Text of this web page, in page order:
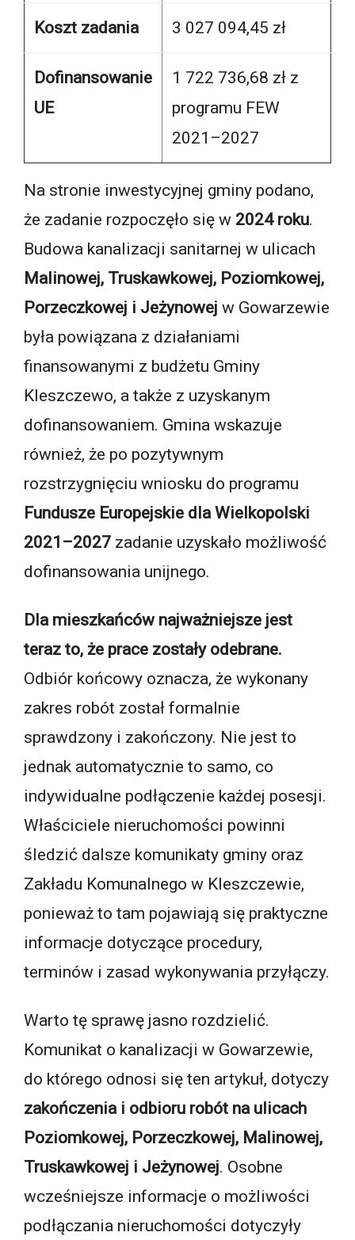
Koszt zadania 3 027 094,45 zł
Dofinansowanie
UE
1 722 736,68 zł z
programu FEW
2021–2027
Na stronie inwestycyjnej gminy podano,
że zadanie rozpoczęło się w 2024 roku.
Budowa kanalizacji sanitarnej w ulicach
Malinowej, Truskawkowej, Poziomkowej,
Porzeczkowej i Jeżynowej w Gowarzewie
była powiązana z działaniami
finansowanymi z budżetu Gminy
Kleszczewo, a także z uzyskanym
dofinansowaniem. Gmina wskazuje
również, że po pozytywnym
rozstrzygnięciu wniosku do programu
Fundusze Europejskie dla Wielkopolski
2021–2027 zadanie uzyskało możliwość
dofinansowania unijnego.
Dla mieszkańców najważniejsze jest
teraz to, że prace zostały odebrane.
Odbiór końcowy oznacza, że wykonany
zakres robót został formalnie
sprawdzony i zakończony. Nie jest to
jednak automatycznie to samo, co
indywidualne podłączenie każdej posesji.
Właściciele nieruchomości powinni
śledzić dalsze komunikaty gminy oraz
Zakładu Komunalnego w Kleszczewie,
ponieważ to tam pojawiają się praktyczne
informacje dotyczące procedury,
terminów i zasad wykonywania przyłączy.
Warto tę sprawę jasno rozdzielić.
Komunikat o kanalizacji w Gowarzewie,
do którego odnosi się ten artykuł, dotyczy
zakończenia i odbioru robót na ulicach
Poziomkowej, Porzeczkowej, Malinowej,
Truskawkowej i Jeżynowej. Osobne
wcześniejsze informacje o możliwości
podłączania nieruchomości dotyczyły